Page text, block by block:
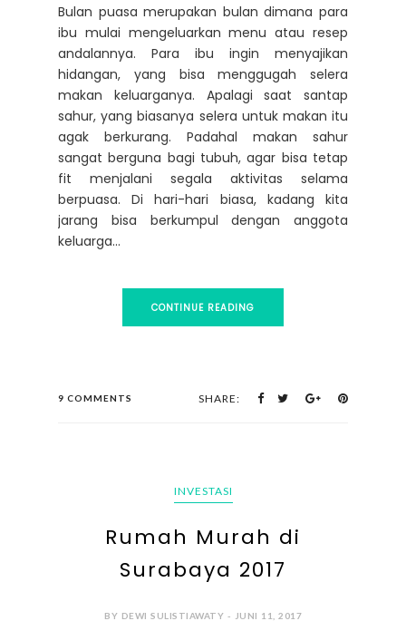
Bulan puasa merupakan bulan dimana para
ibu mulai mengeluarkan menu atau resep
andalannya. Para ibu ingin menyajikan
hidangan, yang bisa menggugah selera
makan keluarganya. Apalagi saat santap
sahur, yang biasanya selera untuk makan itu
agak berkurang. Padahal makan sahur
sangat berguna bagi tubuh, agar bisa tetap
fit menjalani segala aktivitas selama
berpuasa. Di hari-hari biasa, kadang kita
jarang bisa berkumpul dengan anggota
keluarga...
CONTINUE READING
9 COMMENTS SHARE:
INVESTASI
Rumah Murah di
Surabaya 2017
BY DEWI SULISTIAWATY - JUNI 11, 2017